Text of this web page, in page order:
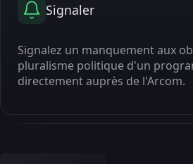
Signaler
Signalez un manquement aux
pluralisme politique d'un
directement auprès de l'Arcom.